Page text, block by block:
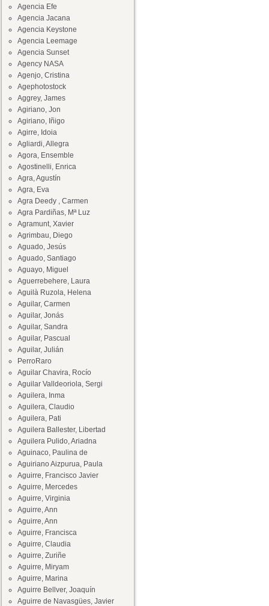
Agencia Efe
Agencia Jacana
Agencia Keystone
Agencia Leemage
Agencia Sunset
Agency NASA
Agenjo, Cristina
Agephotostock
Aggrey, James
Agiriano, Jon
Agiriano, Iñigo
Agirre, Idoia
Agliardi, Allegra
Agora, Ensemble
Agostinelli, Enrica
Agra, Agustín
Agra, Eva
Agra Deedy , Carmen
Agra Pardiñas, Mª Luz
Agramunt, Xavier
Agrimbau, Diego
Aguado, Jesús
Aguado, Santiago
Aguayo, Miguel
Aguerrebehere, Laura
Aguilà Ruzola, Helena
Aguilar, Carmen
Aguilar, Jonás
Aguilar, Sandra
Aguilar, Pascual
Aguilar, Julián
PerroRaro
Aguilar Chavira, Rocío
Aguilar Valldeoriola, Sergi
Aguilera, Inma
Aguilera, Claudio
Aguilera, Pati
Aguilera Ballester, Libertad
Aguilera Pulido, Ariadna
Aguinaco, Paulina de
Aguiriano Aizpurua, Paula
Aguirre, Francisco Javier
Aguirre, Mercedes
Aguirre, Virginia
Aguirre, Ann
Aguirre, Ann
Aguirre, Francisca
Aguirre, Claudia
Aguirre, Zuriñe
Aguirre, Miryam
Aguirre, Marina
Aguirre Bellver, Joaquín
Aguirre de Navasgües, Javier